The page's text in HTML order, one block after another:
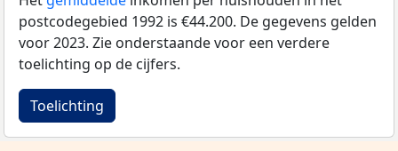
postcodegebied 1992 is €44.200. De gegevens gelden
voor 2023. Zie onderstaande voor een verdere
toelichting op de cijfers.
Toelichting